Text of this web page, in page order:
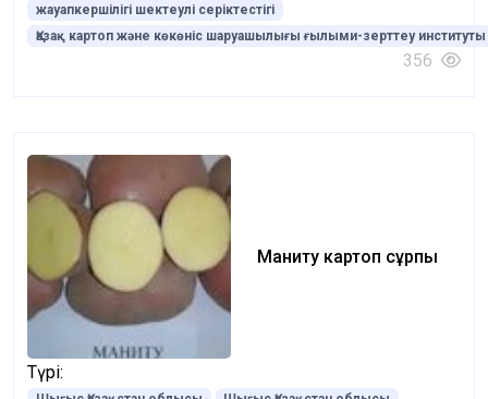
жауапкершілігі шектеулі серіктестігі
Қазақ картоп және көкөніс шаруашылығы ғылыми-зерттеу институты
356
Маниту картоп сұрпы
Түрі: